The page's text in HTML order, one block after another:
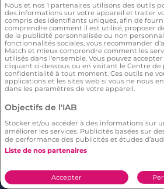
Conditions
Charte d’utilisation
Politique de
Conditions Générales
Signaler un contenu
rencontre sur Meetic en France, Italie et
par l’extrapolation des résultats
Dynata en décembre 2023, sur 6011
France, Italie et Espagne âgés de plus
population totale de cette tranche
(en France), 12% (en Italie), 10% (en
déclaré avoir déjà fait une
Nous et nos 1 partenaires utilisons des outils
des informations sur votre appareil et traiter
compris des identifiants uniques, afin de
comprendre comment il est utilisé, proposer
de la publicité personnalisée ou non
fonctionnalités sociales, vous recommander
Match et mieux comprendre comment les
utilisés dans l'ensemble. Vous pouvez
cliquant ci-dessous ou en visitant le Centre de
confidentialité à tout moment. Ces outils ne
applications et les sites web si vous ne nous
dans les paramètres de votre appareil.
Objectifs de l'IAB
Stocker et/ou accéder à des informations sur
améliorer les services. Publicités basées sur
de performance des publicités et études
Liste de nos partenaires
Accepter